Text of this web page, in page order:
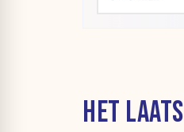
HET